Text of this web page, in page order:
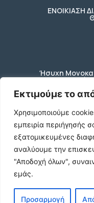
Εκτιμούμε το
Χρησιμοποιούμε
εμπειρία περιήγησής
εξατομικευμένες
αναλύουμε την
"Αποδοχή όλων",
εμάς.
Προσαρμογή
ΕΝΟΙΚΙΑΣΗ
Ήσυχη
Κοντά
ΕΝΟΙΚΙΑΣΗ
Κωδικος